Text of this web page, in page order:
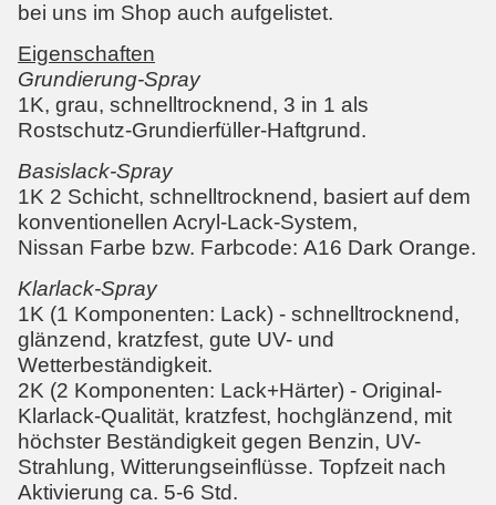
bei uns im Shop auch aufgelistet.
Eigenschaften
Grundierung-Spray
1K, grau, schnelltrocknend, 3 in 1 als
Rostschutz-Grundierfüller-Haftgrund.
Basislack-Spray
1K 2 Schicht, schnelltrocknend, basiert auf dem
konventionellen Acryl-Lack-System,
Nissan Farbe bzw. Farbcode: A16 Dark Orange.
Klarlack-Spray
1K (1 Komponenten: Lack) - schnelltrocknend,
glänzend, kratzfest, gute UV- und
Wetterbeständigkeit.
2K (2 Komponenten: Lack+Härter) - Original-
Klarlack-Qualität, kratzfest, hochglänzend, mit
höchster Beständigkeit gegen Benzin, UV-
Strahlung, Witterungseinflüsse. Topfzeit nach
Aktivierung ca. 5-6 Std.